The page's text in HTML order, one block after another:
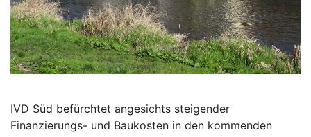
IVD Süd befürchtet angesichts steigender
Finanzierungs- und Baukosten in den kommenden